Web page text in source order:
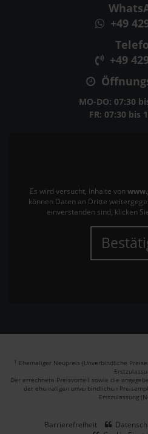
+49
+49
MO-DO: 07:30
FR: 07:30 bis
Es wird versucht, Inhalte von
können Daten an Dritte
einverstanden sind, klicken
1 Ehemaliger Neupreis (Unverbindliche
Der errechnete Preisvorteil sowie die
der ehemaligen unverbindlichen
Erstzulassung
Barrierefreiheit